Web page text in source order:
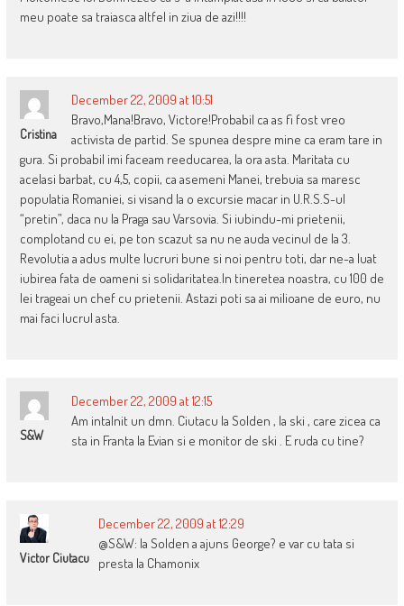
meu poate sa traiasca altfel in ziua de azi!!!!
Cristina
December 22, 2009 at 10:51
Bravo,Mana!Bravo, Victore!Probabil ca as fi fost vreo
activista de partid. Se spunea despre mine ca eram tare in
gura. Si probabil imi faceam reeducarea, la ora asta. Maritata cu
acelasi barbat, cu 4,5, copii, ca asemeni Manei, trebuia sa maresc
populatia Romaniei, si visand la o excursie macar in U.R.S.S-ul
“pretin”, daca nu la Praga sau Varsovia. Si iubindu-mi prietenii,
complotand cu ei, pe ton scazut sa nu ne auda vecinul de la 3.
Revolutia a adus multe lucruri bune si noi pentru toti, dar ne-a luat
iubirea fata de oameni si solidaritatea.In tineretea noastra, cu 100 de
lei trageai un chef cu prietenii. Astazi poti sa ai milioane de euro, nu
mai faci lucrul asta.
S&W
December 22, 2009 at 12:15
Am intalnit un dmn. Ciutacu la Solden , la ski , care zicea ca
sta in Franta la Evian si e monitor de ski . E ruda cu tine?
Victor Ciutacu
December 22, 2009 at 12:29
@S&W: la Solden a ajuns George? e var cu tata si
presta la Chamonix